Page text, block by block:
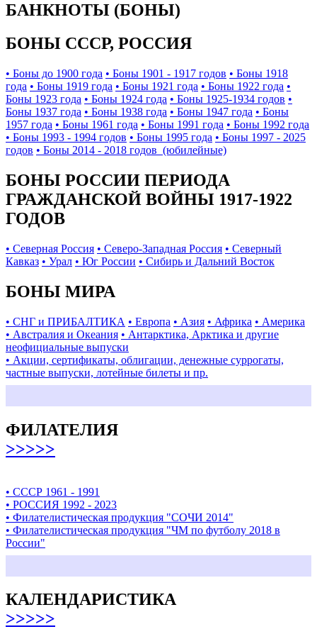
БАНКНОТЫ (БОНЫ)
БОНЫ СССР, РОССИЯ
• Боны до 1900 года • Боны 1901 - 1917 годов • Боны 1918
года • Боны 1919 года • Боны 1921 года • Боны 1922 года •
Боны 1923 года • Боны 1924 года • Боны 1925-1934 годов •
Боны 1937 года • Боны 1938 года • Боны 1947 года • Боны
1957 года • Боны 1961 года • Боны 1991 года • Боны 1992 года
• Боны 1993 - 1994 годов • Боны 1995 года • Боны 1997 - 2025
годов • Боны 2014 - 2018 годов (юбилейные)
БОНЫ РОССИИ ПЕРИОДА
ГРАЖДАНСКОЙ ВОЙНЫ 1917-1922
ГОДОВ
• Северная Россия • Северо-Западная Россия • Северный
Кавказ • Урал • Юг России • Сибирь и Дальний Восток
БОНЫ МИРА
• СНГ и ПРИБАЛТИКА • Европа • Азия • Африка • Америка
• Австралия и Океания • Антарктика, Арктика и другие
неофициальные выпуски
• Акции, сертификаты, облигации, денежные суррогаты,
частные выпуски, лотейные билеты и пр.
ФИЛАТЕЛИЯ
>>>>>
• СССР 1961 - 1991
• РОССИЯ 1992 - 2023
• Филателистическая продукция "СОЧИ 2014"
• Филателистическая продукция "ЧМ по футболу 2018 в
России"
КАЛЕНДАРИСТИКА
>>>>>